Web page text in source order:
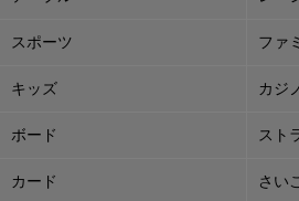
スポーツ ファ
キッズ カジ
ボード スト
カード さい